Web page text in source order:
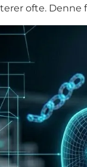
ofte. Denne